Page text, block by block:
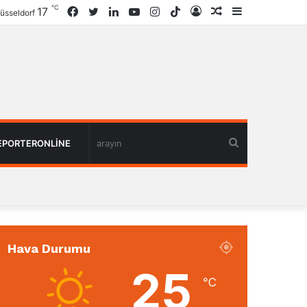
Rastgele
Giriş
TikTok
Instagram
YouTube
LinkedIn
Twitter
Facebook
17 ℃
Hava Durumu
25 ℃